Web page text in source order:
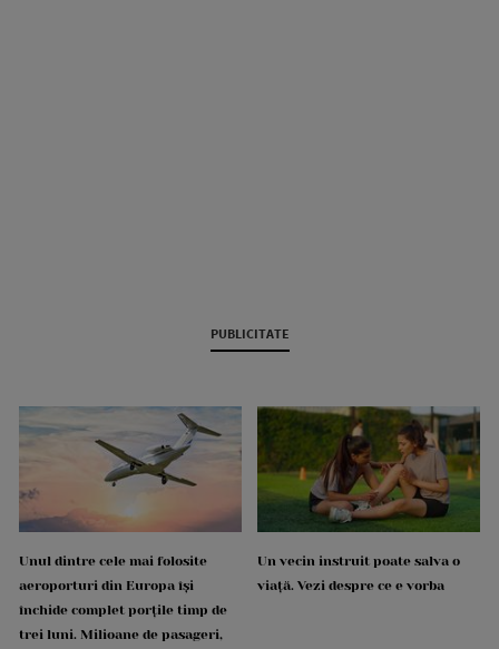
PUBLICITATE
Unul dintre cele mai folosite
aeroporturi din Europa își
închide complet porțile timp de
trei luni. Milioane de pasageri,
Un vecin instruit poate salva o
viață. Vezi despre ce e vorba